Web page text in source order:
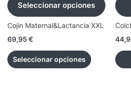
Seleccionar opciones
Cojin Maternal&Lactancia XXL
69,95 €
Seleccionar opciones